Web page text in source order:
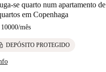
se quarto num apartamento de
em Copenhaga
/mês
DEPÓSITO PROTEGIDO